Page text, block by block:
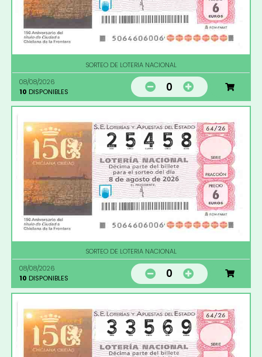
SORTEO DE LOTERIA NACIONAL
08/08/2026
10 DISPONIBLES 0
SORTEO DE LOTERIA NACIONAL
08/08/2026
10 DISPONIBLES 0